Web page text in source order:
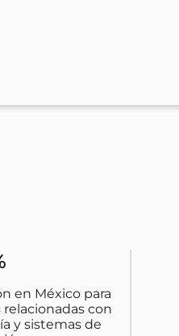
en México para
relacionadas con
y sistemas de